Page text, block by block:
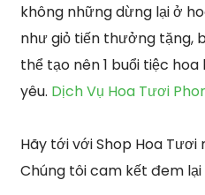
không những dừng lại ở
như giỏ tiến thưởng tặng,
thể tạo nên 1 buổi tiệc
yêu. Dịch Vụ Hoa Tươi
Hãy tới với Shop Hoa
Chúng tôi cam kết đem